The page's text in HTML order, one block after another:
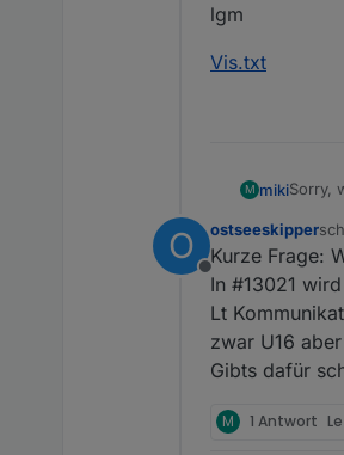
lgm
Vis.txt
M mikiSorry,
Meine
und
lgm
Vis.txt
O
Offline
ostseeskipper
Kurze Frage:
In #13021
Lt
zwar U16
Gibts dafür
M 1 Antwort